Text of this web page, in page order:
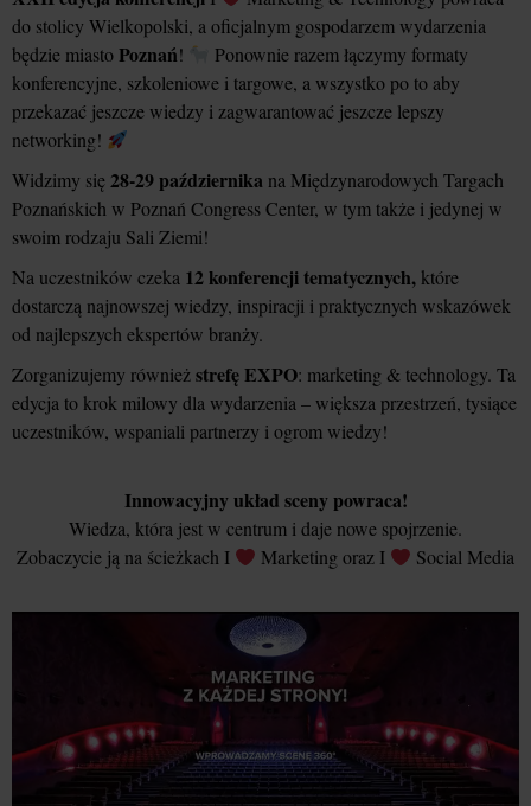
do stolicy Wielkopolski, a oficjalnym gospodarzem wydarzenia
będzie miasto Poznań!
Ponownie razem łączymy formaty
konferencyjne, szkoleniowe i targowe, a wszystko po to aby
przekazać jeszcze wiedzy i zagwarantować jeszcze lepszy
networking!
Widzimy się28-29 października na Międzynarodowych Targach
Poznańskich w Poznań Congress Center, w tym także i jedynej w
swoim rodzaju Sali Ziemi!
Na uczestników czeka 12 konferencji tematycznych, które
dostarczą najnowszej wiedzy, inspiracji i praktycznych wskazówek
od najlepszych ekspertów branży.
Zorganizujemy równieżstrefę EXPO: marketing & technology. Ta
edycja to krok milowy dla wydarzenia – większa przestrzeń, tysiące
uczestników, wspaniali partnerzy i ogrom wiedzy!
Innowacyjny układ sceny powraca!
Wiedza, która jest w centrum i daje nowe spojrzenie.
Zobaczycie ją na ścieżkach I
Marketing oraz I Social Media